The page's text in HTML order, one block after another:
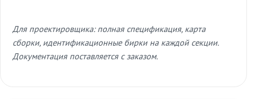
Для проектировщика: полная спецификация, карта
сборки, идентификационные бирки на каждой секции.
Документация поставляется с заказом.